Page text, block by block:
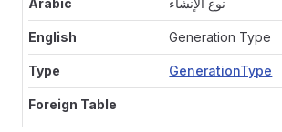
نوع الإنشاء
Generation Type
GenerationType